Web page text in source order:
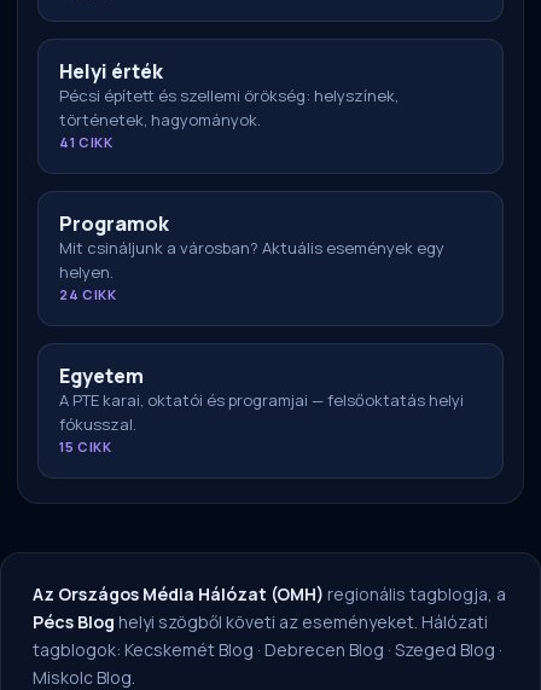
Helyi érték
Pécsi épített és szellemi örökség: helyszínek,
történetek, hagyományok.
41 CIKK
Programok
Mit csináljunk a városban? Aktuális események egy
helyen.
24 CIKK
Egyetem
A PTE karai, oktatói és programjai — felsőoktatás helyi
fókusszal.
15 CIKK
Az Országos Média Hálózat (OMH) regionális tagblogja, a
Pécs Blog helyi szögből követi az eseményeket. Hálózati
tagblogok: Kecskemét Blog · Debrecen Blog · Szeged Blog ·
Miskolc Blog